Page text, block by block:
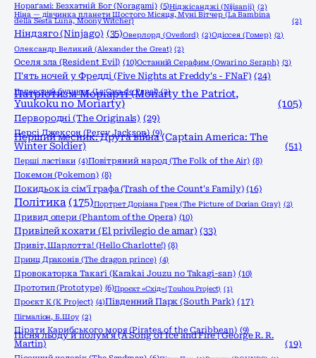
Нораґамі: Безхатній Бог (Noragami) (5)Ніджісанджі (Nijisanji) (2)
Ніна — дівчинка планети Шостого Місяця, Муні Вітчер (La Bambina
della Sesta Luna, Moony Witcher)
(2)
Ніндзяго (Ninjago) (35)Оверлорд (Overlord) (2)Одіссея (Гомер) (2)
Олександр Великий (Alexander the Great) (2)
Оселя зла (Resident Evil) (10)Останній Серафим (Owari no Seraph) (3)
П'ять ночей у Фредді (Five Nights at Freddy's - FNaF) (24)
Паперовий будинок (La Casa de Papel) (2)
Патріотизм Моріарті (Moriarty the Patriot,
Yuukoku no Moriarty)
(105)
Первородні (The Originals) (29)
Персі Джексон (Percy Jackson) (9)
Перший месник: Друга війна (Captain America: The
Winter Soldier)
(51)
Перші ластівки (4)Повітряний народ (The Folk of the Air) (8)
Покемон (Pokemon) (8)
Покидьок із сім'ї графа (Trash of the Count's Family) (16)
Політика (175)Портрет Доріана Грея (The Picture of Dorian Gray) (2)
Привид опери (Phantom of the Opera) (10)
Привілей кохати (El privilegio de amar) (33)
Привіт, Шарлотта! (Hello Charlotte!) (8)
Принц Драконів (The dragon prince) (4)
Провокаторка Такаґі (Karakai Jouzu no Takagi-san) (10)
Прототип (Prototype) (6)Проєкт «Схід» (Touhou Project) (1)
Проєкт К (K Project) (4)Південний Парк (South Park) (17)
Пігмаліон, Б.Шоу (2)
Пірати Карибського моря (Pirates of the Caribbean) (9)
Пісня льоду й полум'я (A Song of Ice and Fire | George R. R.
Martin)
(19)